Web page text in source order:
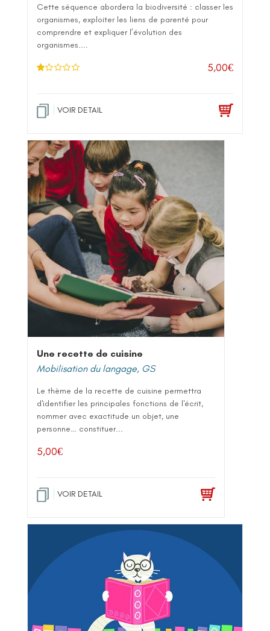
Cette séquence abordera la biodiversité : classer les
organismes, exploiter les liens de parenté pour
comprendre et expliquer l’évolution des
organismes....
.0
5,00€
VOIR DETAIL
Une recette de cuisine
Mobilisation du langage, GS
Le thème de la recette de cuisine permettra
d'identifier les principales fonctions de l'écrit,
nommer avec exactitude un objet, une
personne… constituer...
5,00€
VOIR DETAIL